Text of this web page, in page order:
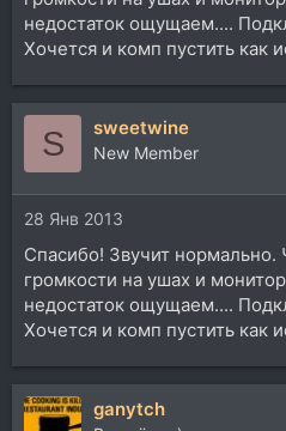
недостаток ощущаем....
Хочется и комп пустить как
S sweetwine
New Member
28 Янв 2013
Спасибо! Звучит нормально.
громкости на ушах и
недостаток ощущаем....
Хочется и комп пустить как
ganytch